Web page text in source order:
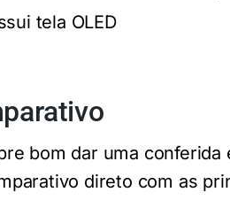
tela OLED
bom dar uma
direto com as